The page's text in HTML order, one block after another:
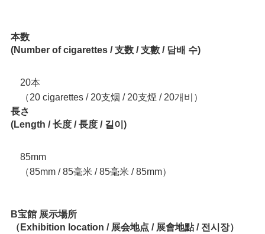
本数
(Number of cigarettes / 支数 / 支數 / 담배 수)
20本
（20 cigarettes / 20支烟 / 20支煙 / 20개비）
長さ
(Length / 长度 / 長度 / 길이)
85mm
（85mm / 85毫米 / 85毫米 / 85mm）
B宝館 展示場所
（Exhibition location / 展会地点 / 展會地點 / 전시장）